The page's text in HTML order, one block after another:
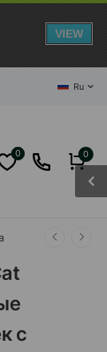
Ru
0 0
с
VIEW